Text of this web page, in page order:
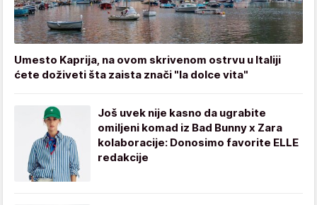
Umesto Kaprija, na ovom skrivenom ostrvu u Italiji
ćete doživeti šta zaista znači "la dolce vita"
Još uvek nije kasno da ugrabite
omiljeni komad iz Bad Bunny x Zara
kolaboracije: Donosimo favorite ELLE
redakcije